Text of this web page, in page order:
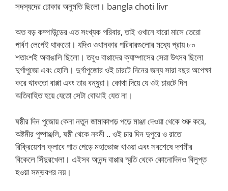
সদস্যদের ঢোকার অনুমতি ছিলো। bangla choti livr
অত বড় কম্পাউন্ডের এত সংখ্যক পরিবার, তাই ওখানে বারো মাসে তেরো
পার্বণ লেগেই থাকতো। যদিও ওখানকার পরিবারগুলোর মধ্যে প্রায় ৮০
শতাংশই অবাঙালি ছিলো। তবুও বাপ্পাদের ক্যাম্পাসের সেরা উৎসব ছিলো
দুর্গাপুজো এবং হোলি। দুর্গাপুজোর ওই চারটে দিনের জন্য সারা বছর অপেক্ষা
করে থাকতো বাপ্পা এবং তার বন্ধুরা। কোথা দিয়ে যে ওই চারটে দিন
অতিবাহিত হয়ে যেতো সেটা বোঝাই যেত না।
ষষ্ঠীর দিন পুজোয় কেনা নতুন জামাকাপড় পড়ে মাঞ্জা দেওয়া থেকে শুরু করে,
অষ্টমীর পুষ্পাঞ্জলি, ষষ্ঠী থেকে নবমী .. ওই চার দিন দুপুরে ও রাতে
রিক্রিয়েশন ক্লাবে পাত পেড়ে মহাভোজ খাওয়া এবং সবশেষে দশমীর
বিকেলে সিঁদুরখেলা। এইসব আনন্দ বাপ্পার স্মৃতি থেকে কোনোদিনও বিলুপ্ত
হওয়া সম্ভবপর নয়।